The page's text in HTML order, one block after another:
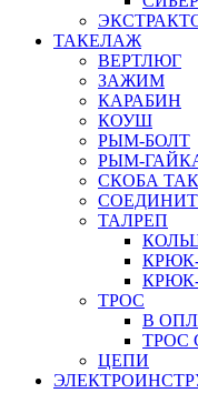
ТАКЕЛАЖ
ВЕРТЛЮГ
ЗАЖИМ
КАРАБИН
КОУШ
РЫМ-БОЛТ
РЫМ-
СКОБА
ТАЛРЕП
ТРОС
В
ТРОС
ЦЕПИ